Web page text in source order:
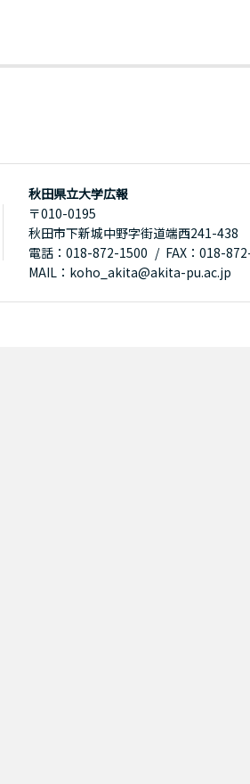
秋田県立大学広報
〒010-0195
秋田市下新城中野字街道端西241-438
電話：018-872-1500
FAX：018-
MAIL：koho_akita@akita-pu.ac.jp